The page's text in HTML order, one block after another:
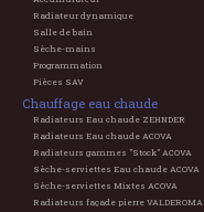
Radiateur dynamique
Salle de bain
Sèche-mains
Programmation
Pièces SAV
Chauffage eau chaude
Radiateurs Eau chaude ZEHNDER
Radiateurs Eau chaude ACOVA
Radiateurs gammes "Stock" ACOVA
Sèche-serviettes Eau chaude ACOVA
Sèche-serviettes Mixtes ACOVA
Radiateurs façade pierre VALDEROMA